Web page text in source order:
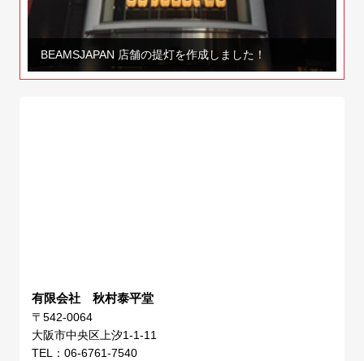
BEAMSJAPAN 店舗の提灯を作成しました！
有限会社 秋村泰平堂
〒542-0064
大阪市中央区上汐1-1-11
TEL：06-6761-7540